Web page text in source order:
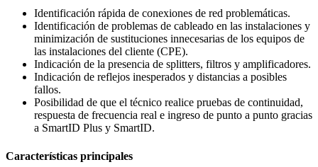
Identificación rápida de conexiones de red problemáticas.
Identificación de problemas de cableado en las instalaciones y
minimización de sustituciones innecesarias de los equipos de
las instalaciones del cliente (CPE).
Indicación de la presencia de splitters, filtros y amplificadores.
Indicación de reflejos inesperados y distancias a posibles
fallos.
Posibilidad de que el técnico realice pruebas de continuidad,
respuesta de frecuencia real e ingreso de punto a punto gracias
a SmartID Plus y SmartID.
Características principales